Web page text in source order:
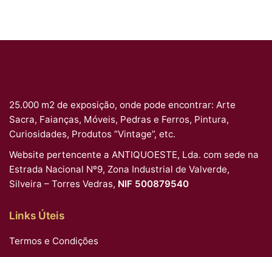
25.000 m2 de exposição, onde pode encontrar: Arte
Sacra, Faianças, Móveis, Pedras e Ferros, Pintura,
Curiosidades, Produtos “Vintage”, etc.
Website pertencente a ANTIQUOESTE, Lda. com sede na
Estrada Nacional Nº9, Zona Industrial de Valverde,
Silveira – Torres Vedras, NIF 500879540
Links Úteis
Termos e Condições